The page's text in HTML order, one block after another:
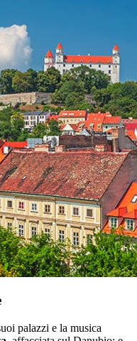
palazzi e la musica